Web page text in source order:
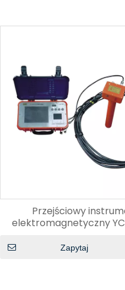
Przejściowy
elektromagnetyczny
Zapytaj